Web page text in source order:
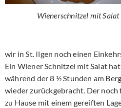
Wienerschnitzel mit Salat
wir in St. Ilgen noch einen
Ein Wiener Schnitzel mit Salat
während der 8 ½ Stunden am
wieder zurückgebracht. Der noch
zu Hause mit einem gereiften